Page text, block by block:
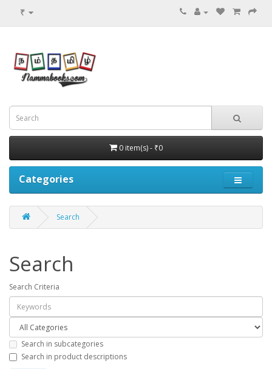
₹
0 item(s) - ₹0
Categories
Search
Search
Search Criteria
Search in subcategories
Search in product descriptions